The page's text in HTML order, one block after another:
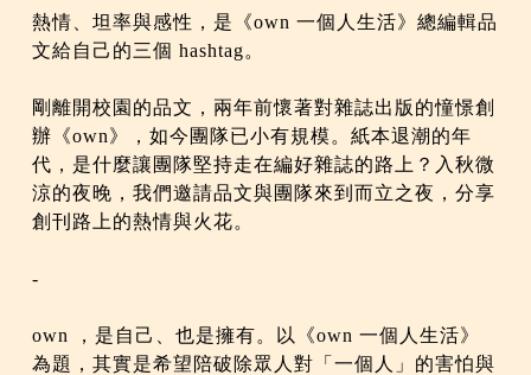
熱情、坦率與感性，是《own 一個人生活》總編輯品
文給自己的三個 hashtag。
剛離開校園的品文，兩年前懷著對雜誌出版的憧憬創
辦《own》，如今團隊已小有規模。紙本退潮的年
代，是什麼讓團隊堅持走在編好雜誌的路上？入秋微
涼的夜晚，我們邀請品文與團隊來到而立之夜，分享
創刊路上的熱情與火花。
-
own ，是自己、也是擁有。以《own 一個人生活》
為題，其實是希望陪破除眾人對「一個人」的害怕與